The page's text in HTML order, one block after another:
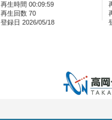
再生時間 00:09:59
再生回数 70
登録日 2026/05/18